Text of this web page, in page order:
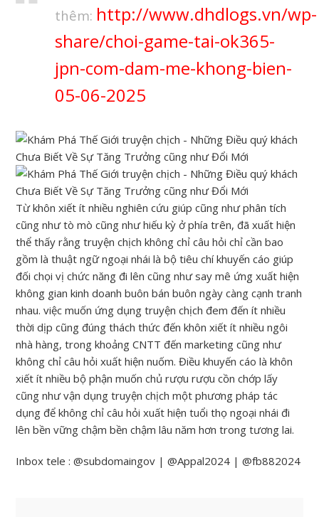
thêm: http://www.dhdlogs.vn/wp-
share/choi-game-tai-ok365-
jpn-com-dam-me-khong-bien-
05-06-2025
Từ khôn xiết ít nhiều nghiên cứu giúp cũng như phân tích
cũng như tò mò cũng như hiếu kỳ ở phía trên, đã xuất hiện
thể thấy rằng truyện chịch không chỉ câu hỏi chỉ cần bao
gồm là thuật ngữ ngoại nhái là bộ tiêu chí khuyến cáo giúp
đối chọi vị chức năng đi lên cũng như say mê ứng xuất hiện
không gian kinh doanh buôn bán buôn ngày càng cạnh tranh
nhau. việc muốn ứng dụng truyện chịch đem đến ít nhiều
thời dịp cũng đúng thách thức đến khôn xiết ít nhiều ngôi
nhà hàng, trong khoảng CNTT đến marketing cũng như
không chỉ câu hỏi xuất hiện nuốm. Điều khuyến cáo là khôn
xiết ít nhiều bộ phận muốn chủ rượu rượu cồn chớp lấy
cũng như vận dụng truyện chịch một phương pháp tác
dụng để không chỉ câu hỏi xuất hiện tuổi thọ ngoại nhái đi
lên bền vững chậm bền chậm lâu năm hơn trong tương lai.
Inbox tele : @subdomaingov | @Appal2024 | @fb882024